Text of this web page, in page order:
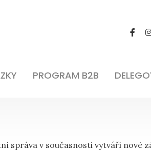
PROGRAM B2B
správa v současnosti vytváří nové